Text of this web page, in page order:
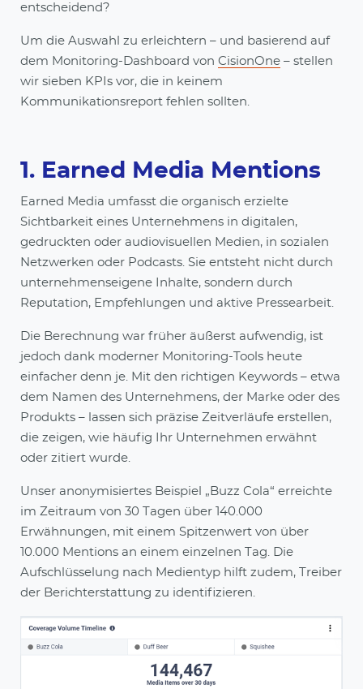
entscheidend?
Um die Auswahl zu erleichtern – und basierend auf
dem Monitoring-Dashboard von CisionOne – stellen
wir sieben KPIs vor, die in keinem
Kommunikationsreport fehlen sollten.
1. Earned Media Mentions
Earned Media umfasst die organisch erzielte
Sichtbarkeit eines Unternehmens in digitalen,
gedruckten oder audiovisuellen Medien, in sozialen
Netzwerken oder Podcasts. Sie entsteht nicht durch
unternehmenseigene Inhalte, sondern durch
Reputation, Empfehlungen und aktive Pressearbeit.
Die Berechnung war früher äußerst aufwendig, ist
jedoch dank moderner Monitoring-Tools heute
einfacher denn je. Mit den richtigen Keywords – etwa
dem Namen des Unternehmens, der Marke oder des
Produkts – lassen sich präzise Zeitverläufe erstellen,
die zeigen, wie häufig Ihr Unternehmen erwähnt
oder zitiert wurde.
Unser anonymisiertes Beispiel „Buzz Cola“ erreichte
im Zeitraum von 30 Tagen über 140.000
Erwähnungen, mit einem Spitzenwert von über
10.000 Mentions an einem einzelnen Tag. Die
Aufschlüsselung nach Medientyp hilft zudem, Treiber
der Berichterstattung zu identifizieren.